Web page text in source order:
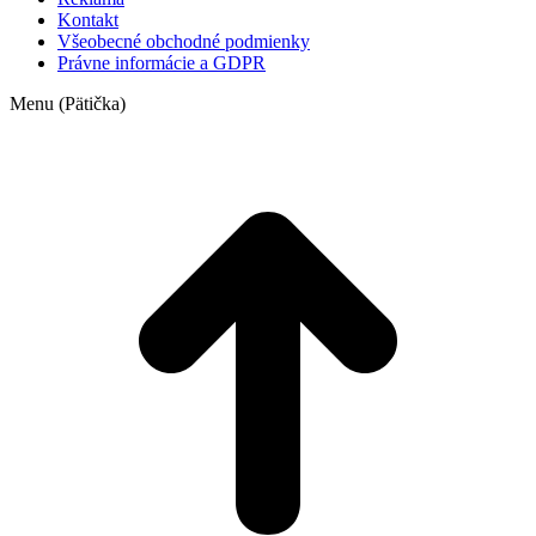
Kontakt
Všeobecné obchodné podmienky
Právne informácie a GDPR
Menu (Pätička)